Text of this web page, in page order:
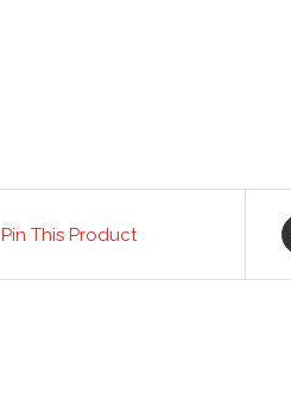
Pin This Product